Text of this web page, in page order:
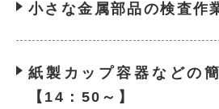
小さな金属部品の検査作
紙製カップ容器などの
【14：50～】